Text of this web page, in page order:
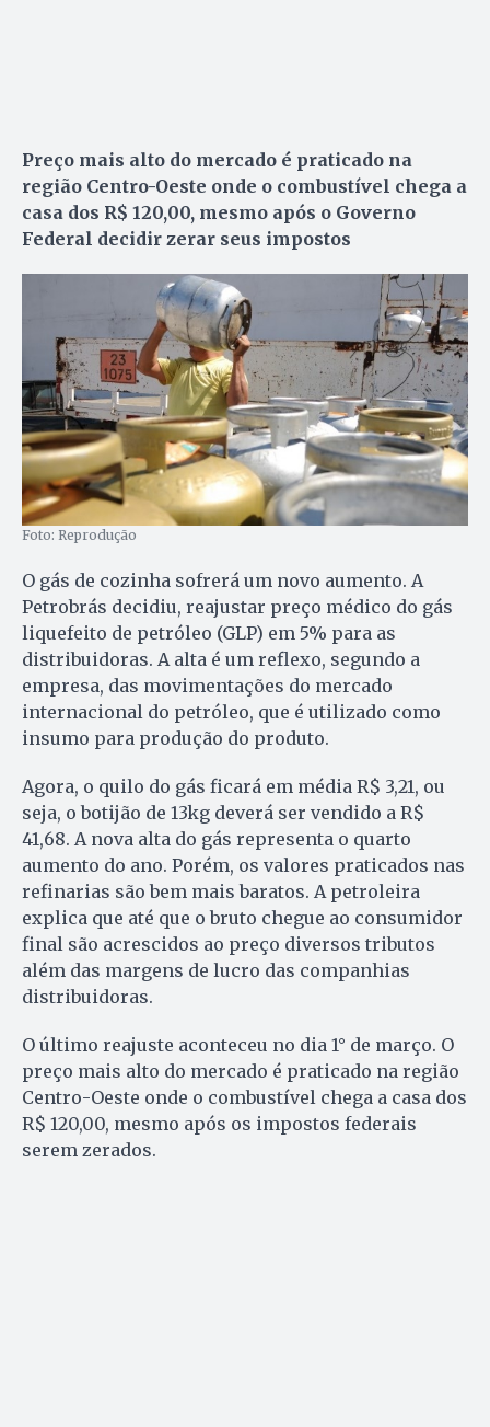
Preço mais alto do mercado é praticado na
região Centro-Oeste onde o combustível chega a
casa dos R$ 120,00, mesmo após o Governo
Federal decidir zerar seus impostos
Foto: Reprodução
O gás de cozinha sofrerá um novo aumento. A
Petrobrás decidiu, reajustar preço médico do gás
liquefeito de petróleo (GLP) em 5% para as
distribuidoras. A alta é um reflexo, segundo a
empresa, das movimentações do mercado
internacional do petróleo, que é utilizado como
insumo para produção do produto.
Agora, o quilo do gás ficará em média R$ 3,21, ou
seja, o botijão de 13kg deverá ser vendido a R$
41,68. A nova alta do gás representa o quarto
aumento do ano. Porém, os valores praticados nas
refinarias são bem mais baratos. A petroleira
explica que até que o bruto chegue ao consumidor
final são acrescidos ao preço diversos tributos
além das margens de lucro das companhias
distribuidoras.
O último reajuste aconteceu no dia 1° de março. O
preço mais alto do mercado é praticado na região
Centro-Oeste onde o combustível chega a casa dos
R$ 120,00, mesmo após os impostos federais
serem zerados.